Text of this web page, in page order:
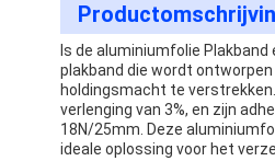
Is de aluminiumfolie
plakband die wordt
holdingsmacht te
verlenging van 3%, en zijn
18N/25mm. Deze
ideale oplossing voor het